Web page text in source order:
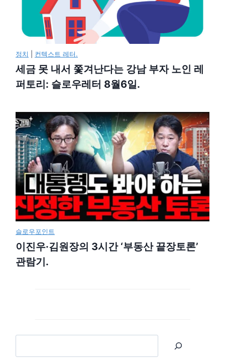
정치 컨텍스트 레터.
세금 못 내서 쫓겨난다는 강남 부자 노인 레
퍼토리: 슬로우레터 8월6일.
슬로우포인트
이진우·김원장의 3시간 ‘부동산 끝장토론’
관람기.